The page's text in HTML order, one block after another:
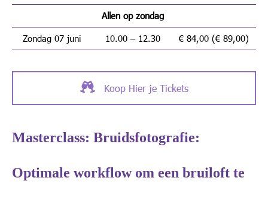
Allen op zondag
Zondag 07 juni 10.00 – 12.30 € 84,00 (€ 89,00)
Koop Hier je Tickets
Masterclass: Bruidsfotografie:
Optimale workflow om een bruiloft te